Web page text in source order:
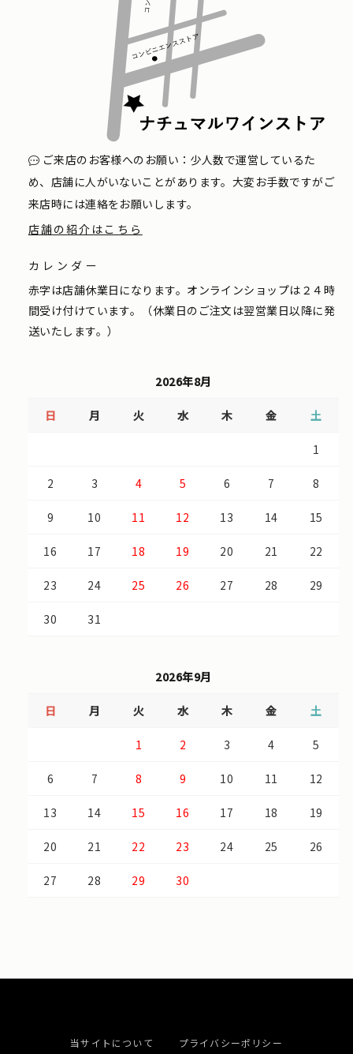
ご来店のお客様へのお願い：少人数で運営しているた
め、店舗に人がいないことがあります。大変お手数ですがご
来店時には連絡をお願いします。
店舗の紹介はこちら
カレンダー
赤字は店舗休業日になります。オンラインショップは２４時
間受け付けています。（休業日のご注文は翌営業日以降に発
送いたします。）
2026年8月
日 月 火 水 木 金 土
1
2 3 4 5 6 7 8
9 10 11 12 13 14 15
16 17 18 19 20 21 22
23 24 25 26 27 28 29
30 31
2026年9月
日 月 火 水 木 金 土
1 2 3 4 5
6 7 8 9 10 11 12
13 14 15 16 17 18 19
20 21 22 23 24 25 26
27 28 29 30
当サイトについて プライバシーポリシー